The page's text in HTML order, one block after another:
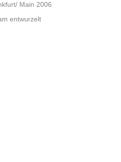
Main 2006
entwurzelt